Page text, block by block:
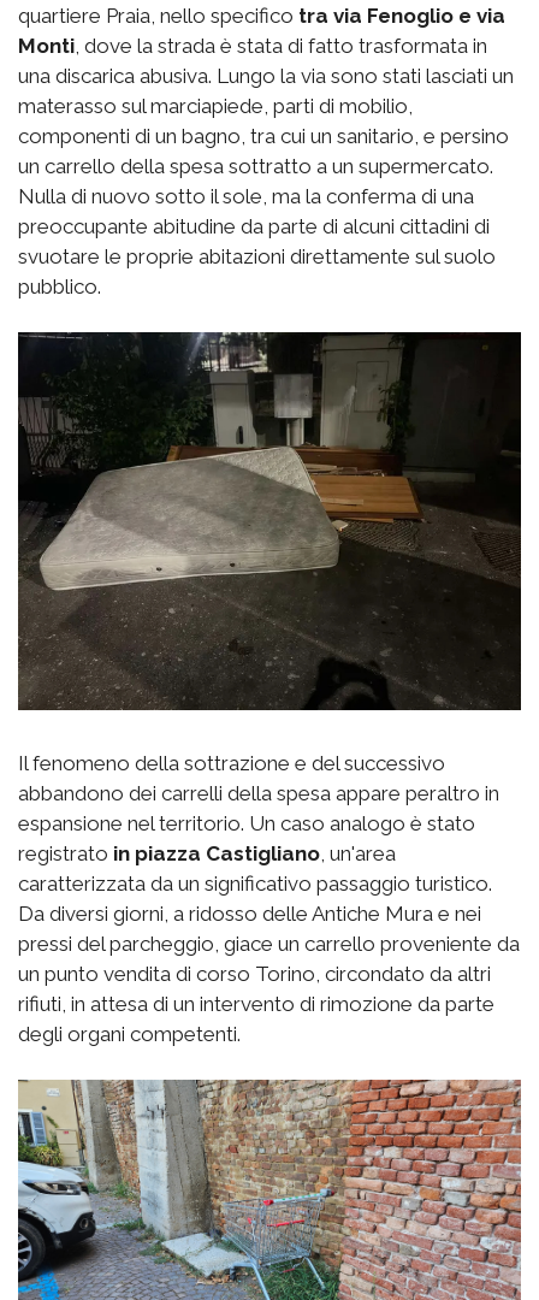
quartiere Praia, nello specifico tra via Fenoglio e via
Monti, dove la strada è stata di fatto trasformata in
una discarica abusiva. Lungo la via sono stati lasciati un
materasso sul marciapiede, parti di mobilio,
componenti di un bagno, tra cui un sanitario, e persino
un carrello della spesa sottratto a un supermercato.
Nulla di nuovo sotto il sole, ma la conferma di una
preoccupante abitudine da parte di alcuni cittadini di
svuotare le proprie abitazioni direttamente sul suolo
pubblico.
Il fenomeno della sottrazione e del successivo
abbandono dei carrelli della spesa appare peraltro in
espansione nel territorio. Un caso analogo è stato
registrato in piazza Castigliano , un'area
caratterizzata da un significativo passaggio turistico.
Da diversi giorni, a ridosso delle Antiche Mura e nei
pressi del parcheggio, giace un carrello proveniente da
un punto vendita di corso Torino, circondato da altri
rifiuti, in attesa di un intervento di rimozione da parte
degli organi competenti.